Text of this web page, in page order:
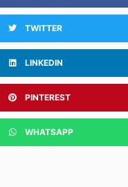
TWITTER
LINKEDIN
PINTEREST
WHATSAPP